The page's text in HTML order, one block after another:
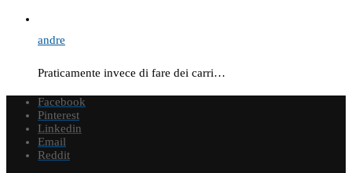
andre
Praticamente invece di fare dei carri…
Facebook
Pinterest
Linkedin
Email
Reddit